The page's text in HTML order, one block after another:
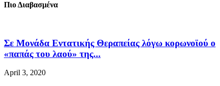
Πιο Διαβασμένα
Σε Μονάδα Εντατικής Θεραπείας λόγω κορωνοϊού ο
«παπάς του λαού» της...
April 3, 2020